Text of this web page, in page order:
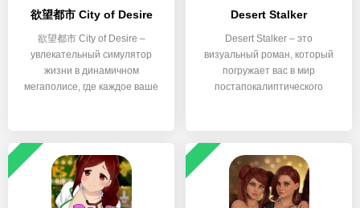
欲望都市 City of Desire
欲望都市 City of Desire –
увлекательный симулятор
жизни в динамичном
мегаполисе, где каждое ваше
Desert Stalker
Desert Stalker – это
визуальный роман, который
погружает вас в мир
постапокалиптического